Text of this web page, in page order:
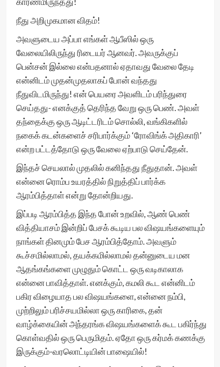
நீது அறிமுகமான விதம்!
அவளுடைய அப்பா எங்கள் ஆபீஸில் ஒரு
வேலையிலிருந்து ரிடையர் ஆனவர். அவருக்குப்
பென்சன் இல்லை என்பதனால் ஏதாவது வேலை தேடி
என்னிடம் முதன்முதலாகப் போன் வந்தது
நீதுவிடமிருந்து! என் பெயரை அவளிடம் பரிந்துரை
செய்தது- எனக்குத் தெரிந்த வேறு ஒரு பெண். அவள்
தந்தைக்கு ஒரு ஆடிட்டரிடம் சொல்லி, வங்கிகளில்
நகைக் கடன்களைச் சரிபார்க்கும் ‘ரோவிங்க் அதிகாரி’
என்ற பட்டத்தோடு ஒரு வேலை ஏற்பாடு செய்தேன்.
இந்தச் செயலால் முதலில் கனிந்தது நீதுதான். அவள்
என்னை ரொம்ப உயரத்தில் நிறுத்திப் பார்க்க
ஆரம்பித்தாள் என்று தோன்றியது.
இப்படி ஆரம்பித்த இந்த போன் உறவில், ஆண் பெண்
வித்தியாசம் இன்றிப் பேசக் கூடிய பல விஷயங்களையும்
நாங்கள் தினமும் பேச ஆரம்பித்தோம். அவளும்
கூச்சமில்லாமல், தயக்கமில்லாமல் தன்னுடைய மன
ஆதங்கங்களை முழுதும் கொட்ட ஒரு வடிகாலாக
என்னை பாவித்தாள். எனக்கும், கமலி கூட என்னிடம்
பகிர விழையாத பல விஷயங்களை, என்னை நம்பி,
முற்றிலும் பரிச்சயமில்லா ஒரு காரிகை, தன்
வாழ்க்கையின் அந்தரங்க விஷயங்களைக் கூட பகிர்ந்து
கொள்வதில் ஒரு பெருமிதம். ஏதோ ஒரு கர்மக் கணக்கு
இருக்கும்-வரலொட்டியின் பாஷையில்!